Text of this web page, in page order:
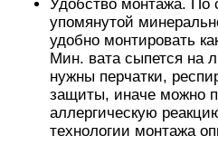
Удобство монтажа. По
упомянутой
удобно монтировать
Мин. вата сыпется на
нужны перчатки,
защиты, иначе можно
аллергическую
технологии монтажа